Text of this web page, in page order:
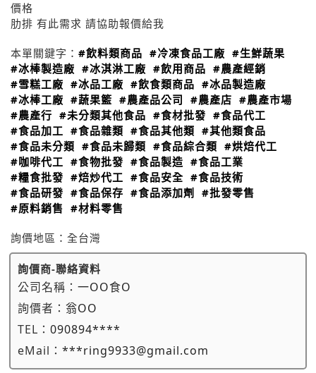
價格
肋排 有此需求 請協助報價給我
本單關鍵字： #飲料類商品 #冷凍食品工廠 #生鮮蔬果
#冰棒製造廠 #冰淇淋工廠 #飲用商品 #農產經銷
#雪糕工廠 #冰品工廠 #飲食類商品 #冰品製造廠
#冰棒工廠 #蔬果籃 #農產品公司 #農產店 #農產市場
#農產行 #未分類其他食品 #食材批發 #食品代工
#食品加工 #食品雜類 #食品其他類 #其他類食品
#食品未分類 #食品未歸類 #食品綜合類 #烘焙代工
#咖啡代工 #食物批發 #食品製造 #食品工業
#糧食批發 #焙炒代工 #食品安全 #食品技術
#食品研發 #食品保存 #食品添加劑
#批發零售
#原料銷售 #材料零售
詢價地區： 全台灣
詢價商-聯絡資料
公司名稱： 一OO食O
詢價者： 翁OO
TEL： 090894****
eMail： ***ring9933@gmail.com